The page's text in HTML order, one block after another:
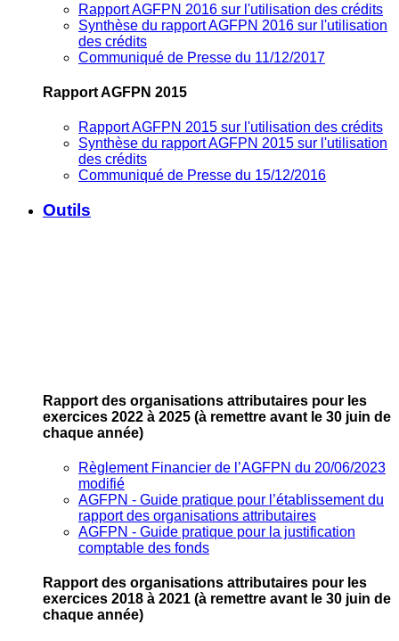
Rapport AGFPN 2016 sur l'utilisation des crédits
Synthèse du rapport AGFPN 2016 sur l'utilisation
des crédits
Communiqué de Presse du 11/12/2017
Rapport AGFPN 2015
Rapport AGFPN 2015 sur l'utilisation des crédits
Synthèse du rapport AGFPN 2015 sur l'utilisation
des crédits
Communiqué de Presse du 15/12/2016
Outils
Rapport des organisations attributaires pour les
exercices 2022 à 2025 (à remettre avant le 30 juin de
chaque année)
Règlement Financier de l’AGFPN du 20/06/2023
modifié
AGFPN ‐ Guide pratique pour l’établissement du
rapport des organisations attributaires
AGFPN ‐ Guide pratique pour la justification
comptable des fonds
Rapport des organisations attributaires pour les
exercices 2018 à 2021 (à remettre avant le 30 juin de
chaque année)